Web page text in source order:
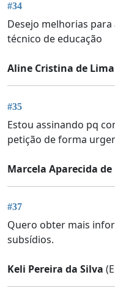
#34
Desejo melhorias
técnico de educação
Aline Cristina de
#35
Estou assinando pq
petição de forma
Marcela Aparecida de
#37
Quero obter mais
subsídios.
Keli Pereira da Silva